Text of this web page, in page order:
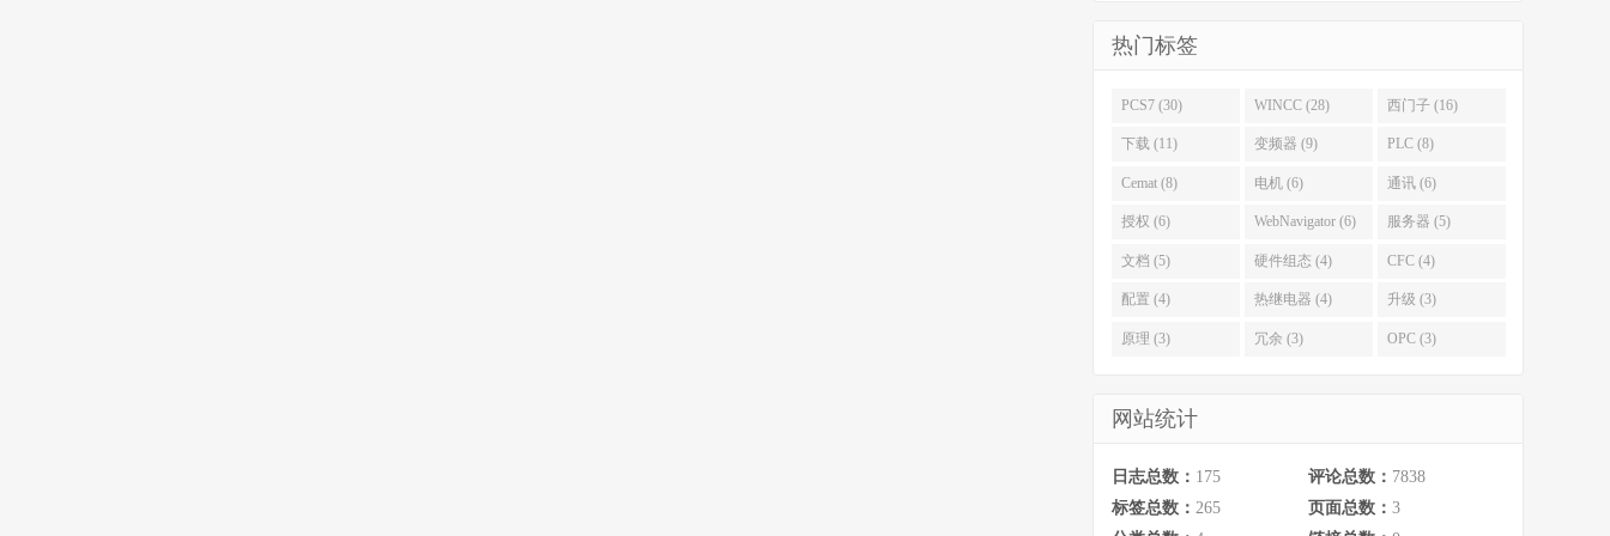
热门标签
PCS7 (30) WINCC (28) 西门子 (16)
下载 (11) 变频器 (9) PLC (8)
Cemat (8) 电机 (6) 通讯 (6)
授权 (6) WebNavigator (6) 服务器 (5)
文档 (5) 硬件组态 (4) CFC (4)
配置 (4) 热继电器 (4) 升级 (3)
原理 (3) 冗余 (3) OPC (3)
网站统计
日志总数： 175 评论总数： 7838
标签总数： 265 页面总数： 3